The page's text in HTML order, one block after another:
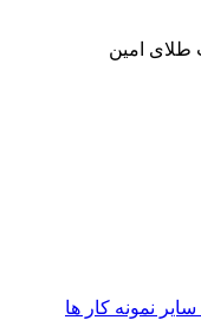
امین
نمونه کار ها